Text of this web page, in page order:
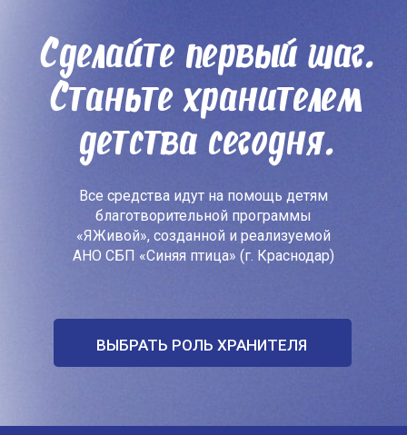
Все средства идут на помощь детям
благотворительной программы
«ЯЖивой», созданной и реализуемой
АНО СБП «Синяя птица» (г. Краснодар)
ВЫБРАТЬ РОЛЬ ХРАНИТЕЛЯ
Сделайте первый шаг.
Станьте хранителем
детства сегодня.